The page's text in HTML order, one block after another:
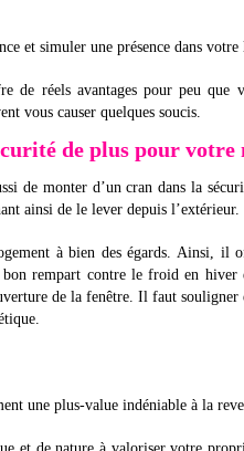
et simuler une présence dans votre
de réels avantages pour peu
vous causer quelques soucis.
de plus pour votre
de monter d’un cran dans la
ainsi de le lever depuis l’extérieur.
à bien des égards. Ainsi, il
bon rempart contre le froid en
de la fenêtre. Il faut souligner
une plus-value indéniable à la